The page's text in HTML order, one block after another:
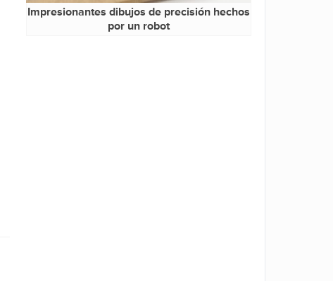
Impresionantes dibujos de precisión hechos
por un robot